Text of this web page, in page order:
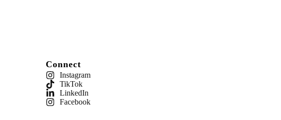
Connect
Instagram
TikTok
LinkedIn
Facebook